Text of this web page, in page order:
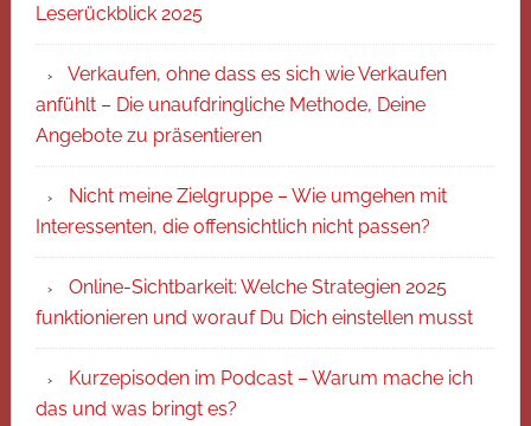
Leserückblick 2025
Verkaufen, ohne dass es sich wie Verkaufen
anfühlt – Die unaufdringliche Methode, Deine
Angebote zu präsentieren
Nicht meine Zielgruppe – Wie umgehen mit
Interessenten, die offensichtlich nicht passen?
Online-Sichtbarkeit: Welche Strategien 2025
funktionieren und worauf Du Dich einstellen musst
Kurzepisoden im Podcast – Warum mache ich
das und was bringt es?